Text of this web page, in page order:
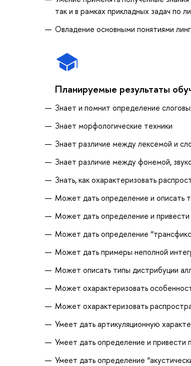
так и в рамках прикладных задач по
Овладение основными понятиями
Планируемые результаты
Знает и помнит определение
Знает морфологические техники
Знает различие между лексемой и
Знает различие между фонемой,
Знать, как охарактеризовать
Может дать определение и описать
Может дать определение и
Может дать определение
Может дать примеры неполной
Может описать типы дистрибуции
Может охарактеризовать
Может охарактеризовать
Умеет дать артикуляционную
Умеет дать определение и привести
Умеет дать определение